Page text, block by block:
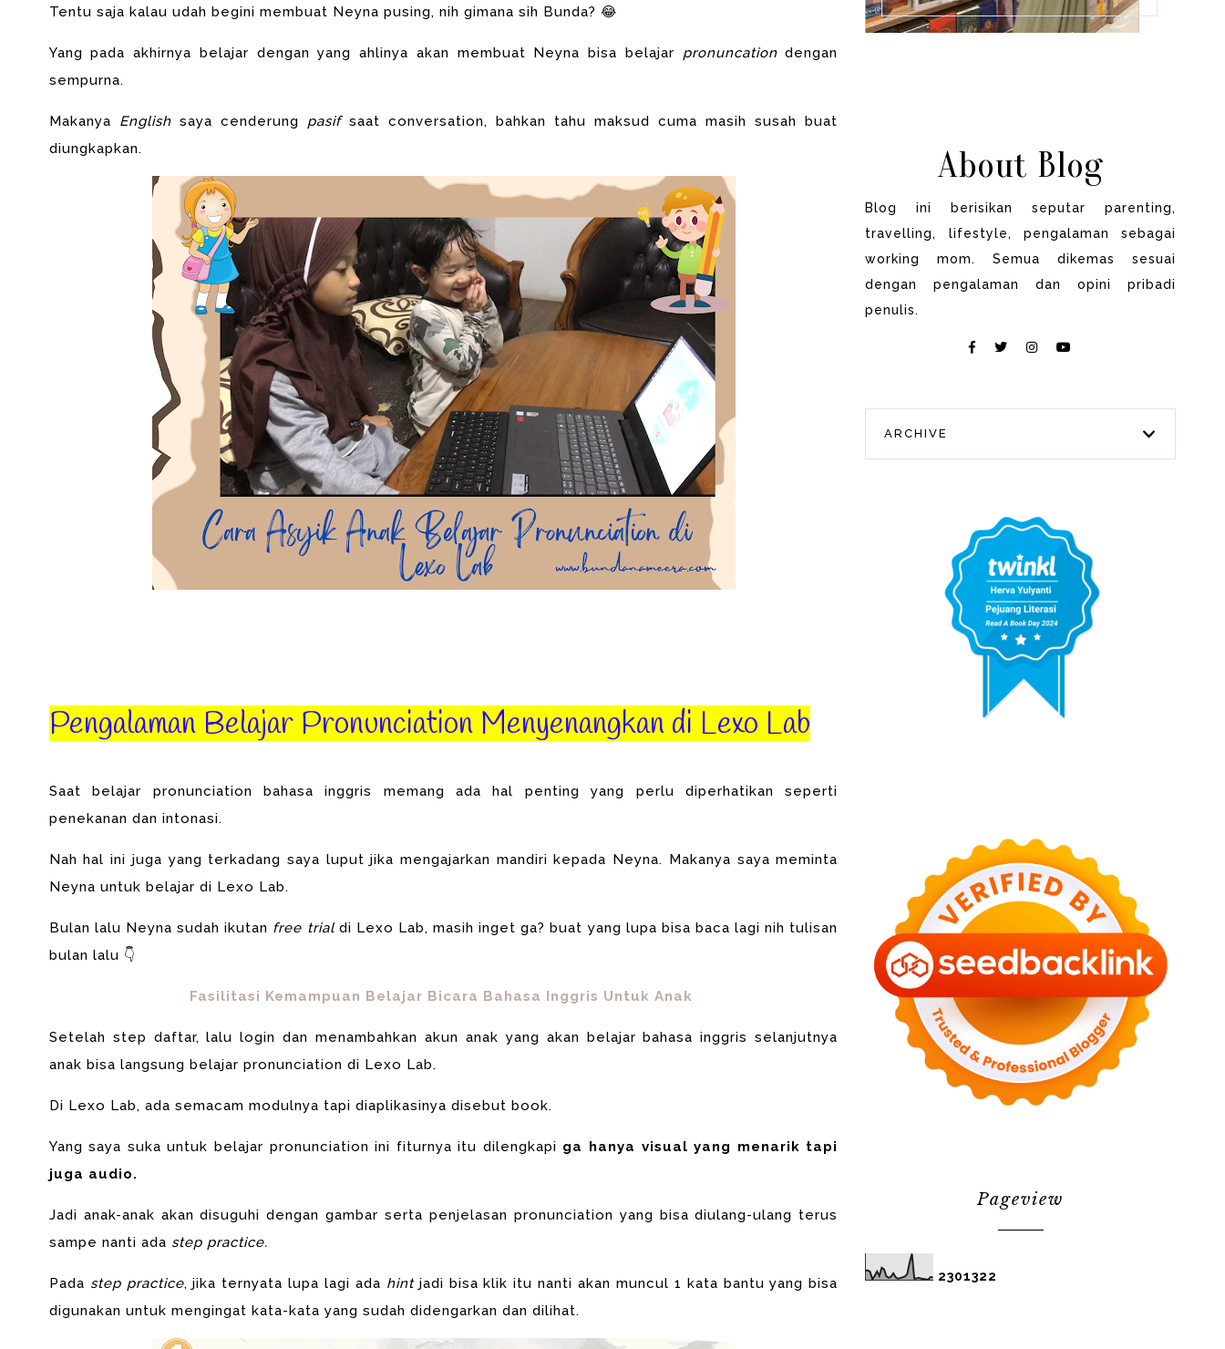
Tentu saja kalau udah begini membuat Neyna pusing, nih gimana sih Bunda? 😂
Yang pada akhirnya belajar dengan yang ahlinya akan membuat Neyna bisa belajar pronuncationdengan
sempurna.
Makanya Englishsaya cenderung pasif saat conversation, bahkan tahu maksud cuma masih susah buat
diungkapkan.
Pengalaman Belajar Pronunciation Menyenangkan di Lexo Lab
Saat belajar pronunciation bahasa inggris memang ada hal penting yang perlu diperhatikan seperti
penekanan dan intonasi.
Nah hal ini juga yang terkadang saya luput jika mengajarkan mandiri kepada Neyna. Makanya saya meminta
Neyna untuk belajar di Lexo Lab.
Bulan lalu Neyna sudah ikutan free trial di Lexo Lab, masih inget ga? buat yang lupa bisa baca lagi nih tulisan
bulan lalu 👇
Fasilitasi Kemampuan Belajar Bicara Bahasa Inggris Untuk Anak
Setelah step daftar, lalu login dan menambahkan akun anak yang akan belajar bahasa inggris selanjutnya
anak bisa langsung belajar pronunciation di Lexo Lab.
Di Lexo Lab, ada semacam modulnya tapi diaplikasinya disebut book.
Yang saya suka untuk belajar pronunciation ini fiturnya itu dilengkapi ga hanya visual yang menarik tapi
juga audio.
Jadi anak-anak akan disuguhi dengan gambar serta penjelasan pronunciation yang bisa diulang-ulang terus
sampe nanti ada step practice.
Pada step practice, jika ternyata lupa lagi ada hint jadi bisa klik itu nanti akan muncul 1 kata bantu yang bisa
digunakan untuk mengingat kata-kata yang sudah didengarkan dan dilihat.
About Blog
Blog ini berisikan seputar parenting,
travelling, lifestyle, pengalaman sebagai
working mom. Semua dikemas sesuai
dengan pengalaman dan opini pribadi
penulis.
ARCHIVE
Pageview
2301322